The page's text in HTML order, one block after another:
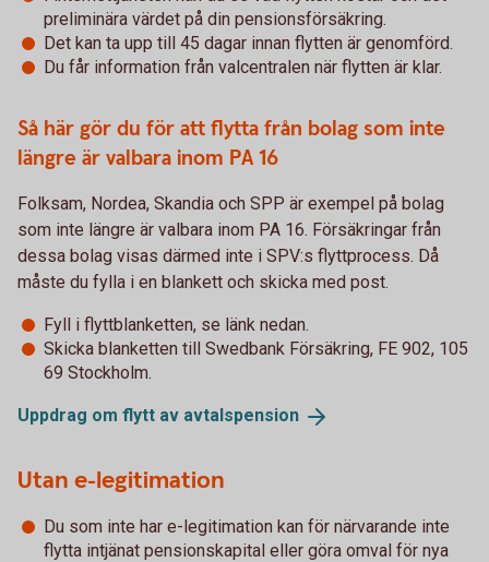
preliminära värdet på din pensionsförsäkring.
Det kan ta upp till 45 dagar innan flytten är genomförd.
Du får information från valcentralen när flytten är klar.
Så här gör du för att flytta från bolag som inte
längre är valbara inom PA 16
Folksam, Nordea, Skandia och SPP är exempel på bolag
som inte längre är valbara inom PA 16. Försäkringar från
dessa bolag visas därmed inte i SPV:s flyttprocess. Då
måste du fylla i en blankett och skicka med post.
Fyll i flyttblanketten, se länk nedan.
Skicka blanketten till Swedbank Försäkring, FE 902, 105
69 Stockholm.
Uppdrag om flytt av avtalspension
Utan e-legitimation
Du som inte har e-legitimation kan för närvarande inte
flytta intjänat pensionskapital eller göra omval för nya